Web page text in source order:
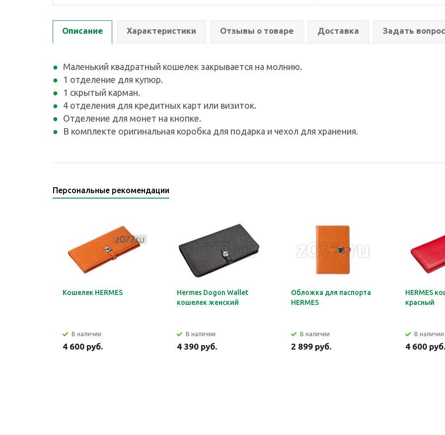
Описание Характеристики Отзывы о товаре Доставка Задать вопрос
Маленький квадратный кошелек закрывается на молнию.
1 отделение для купюр.
1 скрытый карман.
4 отделения для кредитных карт или визиток.
Отделение для монет на кнопке.
В комплекте оригинальная коробка для подарка и чехол для хранения.
Персональные рекомендации
Кошелек HERMES
В наличии
4 600 руб.
Hermes Dogon Wallet
кошелек женский
В наличии
4 390 руб.
Обложка для паспорта
HERMES
В наличии
2 899 руб.
HERMES
красный
В наличии
4 600 руб.